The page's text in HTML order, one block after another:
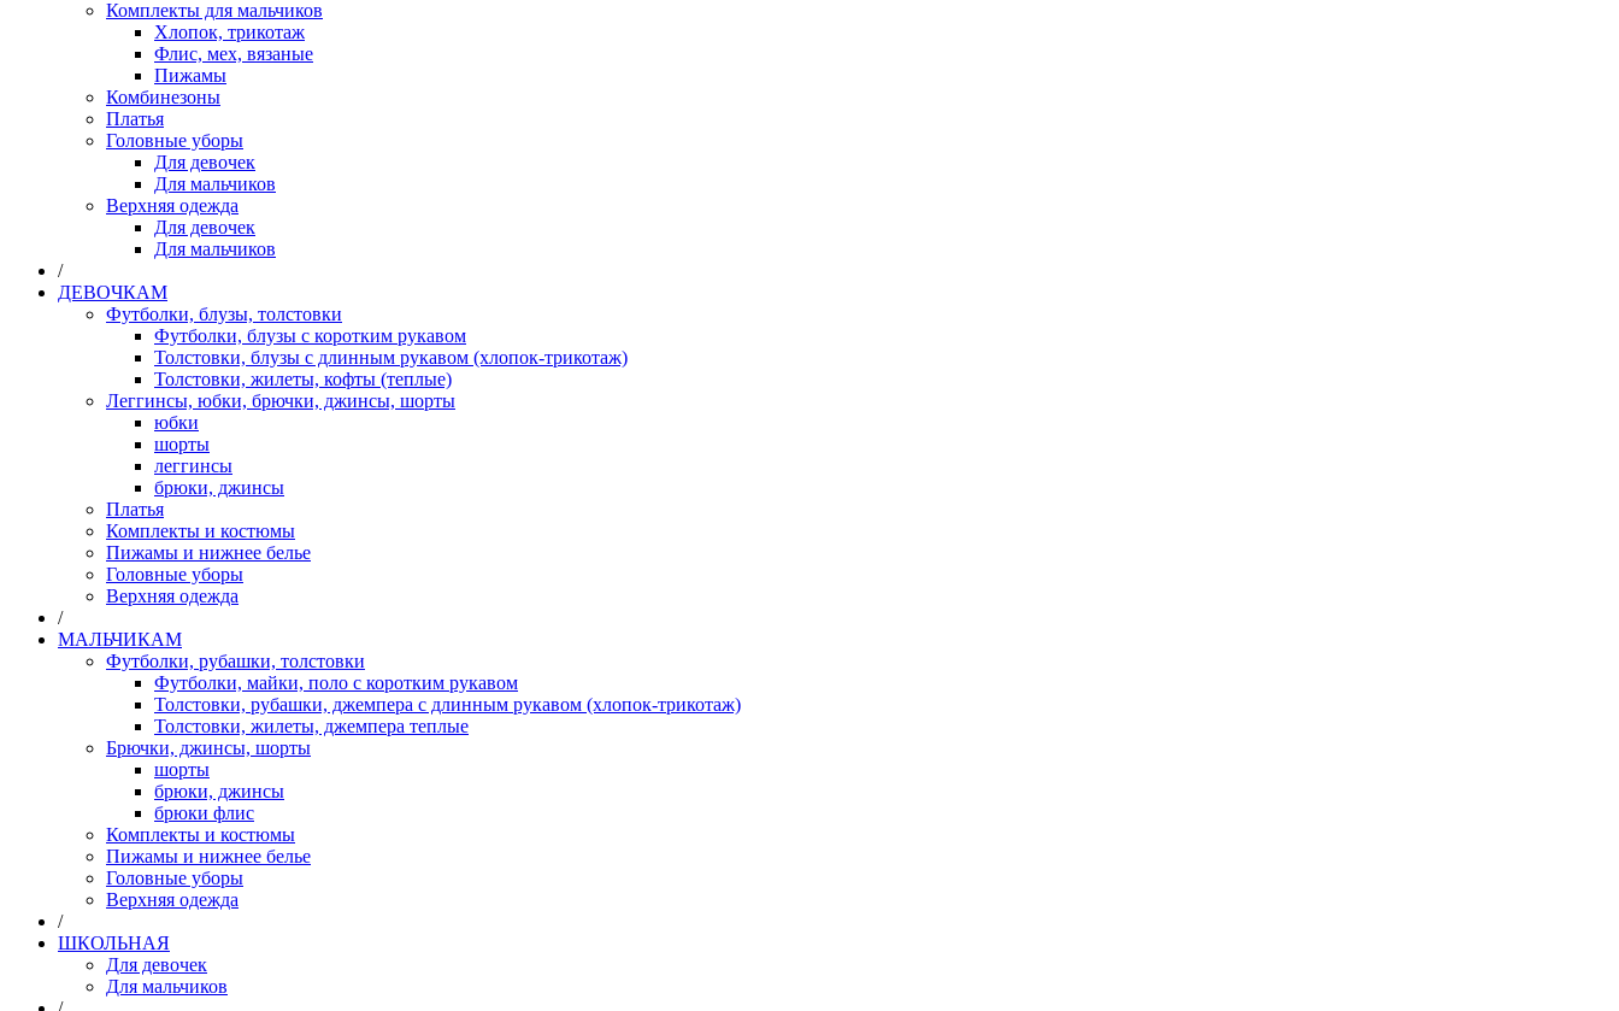
Комплекты для мальчиков
Хлопок, трикотаж
Флис, мех, вязаные
Пижамы
Комбинезоны
Платья
Головные уборы
Для девочек
Для мальчиков
Верхняя одежда
Для девочек
Для мальчиков
/
ДЕВОЧКАМ
Футболки, блузы, толстовки
Футболки, блузы с коротким рукавом
Толстовки, блузы с длинным рукавом (хлопок-трикотаж)
Толстовки, жилеты, кофты (теплые)
Леггинсы, юбки, брючки, джинсы, шорты
юбки
шорты
леггинсы
брюки, джинсы
Платья
Комплекты и костюмы
Пижамы и нижнее белье
Головные уборы
Верхняя одежда
/
МАЛЬЧИКАМ
Футболки, рубашки, толстовки
Футболки, майки, поло с коротким рукавом
Толстовки, рубашки, джемпера с длинным рукавом (хлопок-трикотаж)
Толстовки, жилеты, джемпера теплые
Брючки, джинсы, шорты
шорты
брюки, джинсы
брюки флис
Комплекты и костюмы
Пижамы и нижнее белье
Головные уборы
Верхняя одежда
/
ШКОЛЬНАЯ
Для девочек
Для мальчиков